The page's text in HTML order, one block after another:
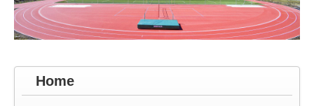
Unterkünfte
Media
Sportmedizin
Partner
Home